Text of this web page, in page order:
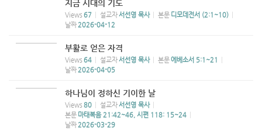
지금 시대의 기도
Views 67 설교자서선영 목사 본문 디모데전서 (2:1~10)
날짜 2026-04-12
부활로 얻은 자격
Views 64 설교자서선영 목사 본문에베소서 5:1~21
날짜 2026-04-05
하나님이 정하신 기이한 날
Views 80 설교자서선영 목사
본문 마태복음 21:42~46, 시편 118: 15~24
날짜 2026-03-29